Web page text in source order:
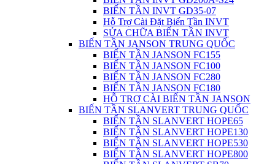
BIẾN TẦN INVT GD35-07
Hỗ Trợ Cài Đặt Biến Tần INVT
SỬA CHỮA BIẾN TẦN INVT
BIẾN TẦN JANSON TRUNG QUỐC
BIẾN TẦN JANSON FC155
BIẾN TẦN JANSON FC100
BIẾN TẦN JANSON FC280
BIẾN TẦN JANSON FC180
HỖ TRỢ CÀI BIẾN TẦN JANSON
BIẾN TẦN SLANVERT TRUNG QUỐC
BIẾN TẦN SLANVERT HOPE65
BIẾN TẦN SLANVERT HOPE130
BIẾN TẦN SLANVERT HOPE530
BIẾN TẦN SLANVERT HOPE800